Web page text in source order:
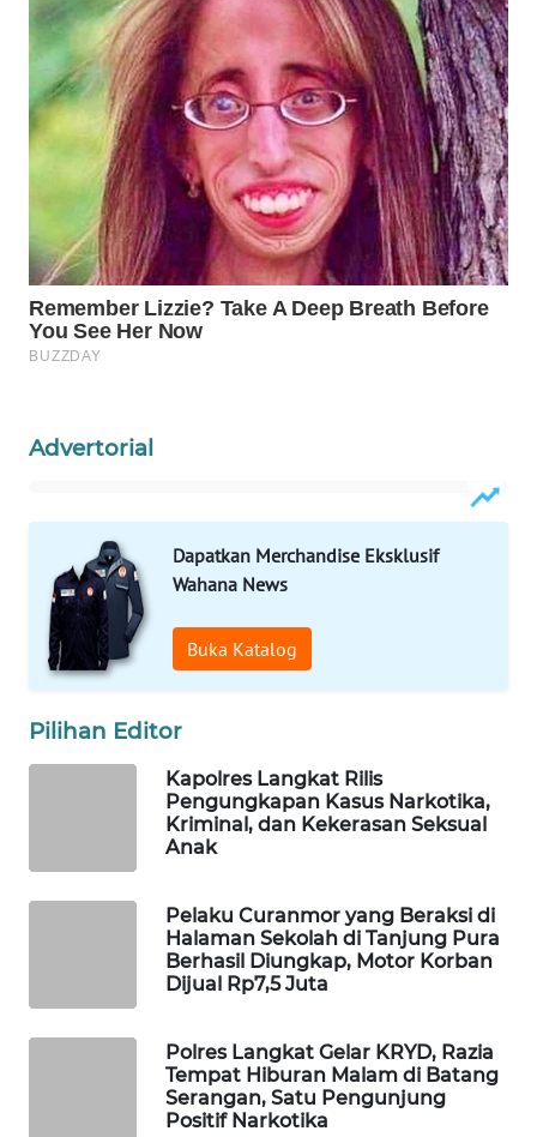
Advertorial
Dapatkan Merchandise Eksklusif
Wahana News
Buka Katalog
Pilihan Editor
Kapolres Langkat Rilis
Pengungkapan Kasus Narkotika,
Kriminal, dan Kekerasan Seksual
Anak
Pelaku Curanmor yang Beraksi di
Halaman Sekolah di Tanjung Pura
Berhasil Diungkap, Motor Korban
Dijual Rp7,5 Juta
Polres Langkat Gelar KRYD, Razia
Tempat Hiburan Malam di Batang
Serangan, Satu Pengunjung
Positif Narkotika
WAHANA
KONSUMEN
WAHANA
LISTRIK
WAHANA
TRAVEL
WAHANA
TV
WAHANANEWS
NET
WAHANA
SPORT
WAHANA
UMKM
WAHANA
OTOMOTIF